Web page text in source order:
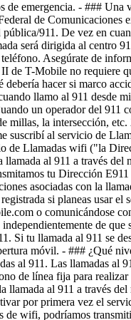
- ### Una
de
911. De vez en
será dirigida al centro
Asegúrate de
T-Mobile no requiere
hacer si marco
llamo al 911 desde
un operador del 911
la intersección,
al servicio de
Llamadas wifi ("la
al 911 a través
tu Dirección
asociadas con la
si planeas usar
o comunicándose
de
Si tu llamada al 911 se
móvil. - ### ¿Qué
al 911. Las llamadas al
de línea fija para
al 911 a través
por primera vez el
wifi, podríamos